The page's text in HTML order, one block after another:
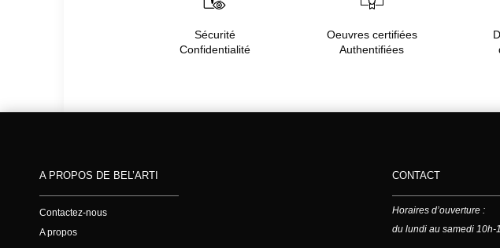
Sécurité
Confidentialité
Oeuvres certifiées
Authentifiées
A PROPOS DE BEL’ARTI
Contactez-nous
A propos
CONTACT
Horaires d’ouverture :
du lundi au samedi 10h-